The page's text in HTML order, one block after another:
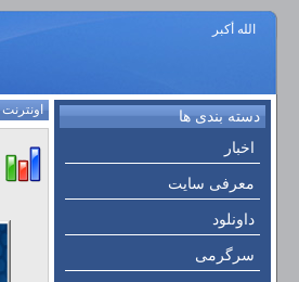
الله أكبر
دسته بندی ها
اخبار
معرفی سایت
داونلود
سرگرمی
اونترنت